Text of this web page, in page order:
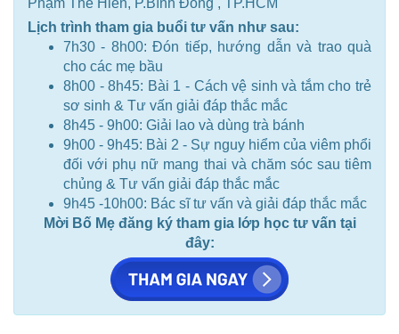
Phạm Thế Hiển, P.Bình Đông , TP.HCM
Lịch trình tham gia buổi tư vấn như sau:
7h30 - 8h00: Đón tiếp, hướng dẫn và trao quà
cho các mẹ bầu
8h00 - 8h45: Bài 1 - Cách vệ sinh và tắm cho trẻ
sơ sinh & Tư vấn giải đáp thắc mắc
8h45 - 9h00: Giải lao và dùng trà bánh
9h00 - 9h45: Bài 2 - Sự nguy hiểm của viêm phổi
đối với phụ nữ mang thai và chăm sóc sau tiêm
chủng & Tư vấn giải đáp thắc mắc
9h45 -10h00: Bác sĩ tư vấn và giải đáp thắc mắc
Mời Bố Mẹ đăng ký tham gia lớp học tư vấn tại
đây: